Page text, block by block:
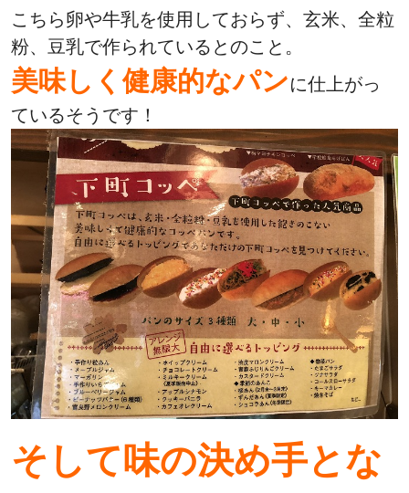
こちら卵や牛乳を使用しておらず、玄米、全粒
粉、豆乳で作られているとのこと。
美味しく健康的なパンに仕上がっ
ているそうです！
そして味の決め手とな